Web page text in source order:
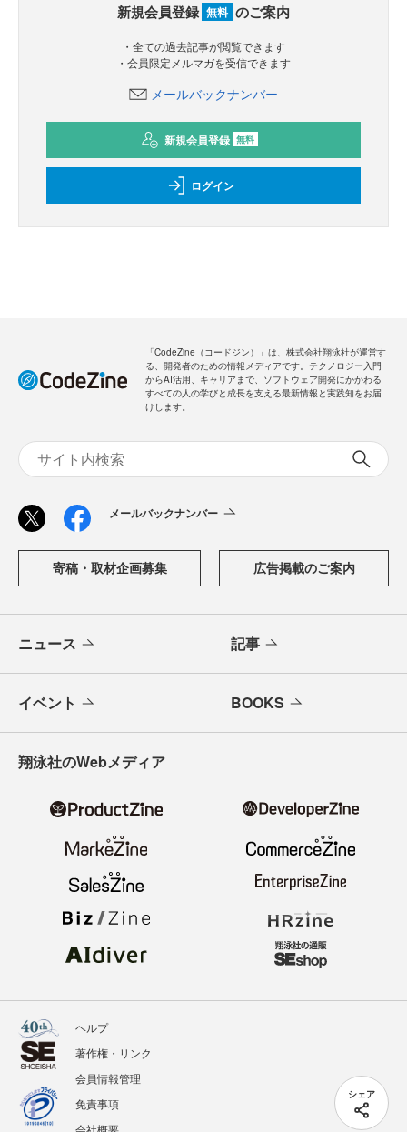
シェア
新規会員登録 無料 のご案内
・全ての過去記事が閲覧できます
・会員限定メルマガを受信できます
メールバックナンバー
新規会員登録 無料
ログイン
「CodeZine（コードジン）」は、株式会社翔泳社が運営す
る、開発者のための情報メディアです。テクノロジー入門
からAI活用、キャリアまで、ソフトウェア開発にかかわる
すべての人の学びと成長を支える最新情報と実践知をお届
けします。
メールバックナンバー
寄稿・取材企画募集 広告掲載のご案内
ニュース 記事
イベント BOOKS
翔泳社のWebメディア
ヘルプ
著作権・リンク
会員情報管理
免責事項
会社概要